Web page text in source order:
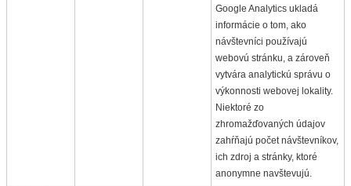
Google Analytics ukladá
informácie o tom, ako
návštevníci používajú
webovú stránku, a zároveň
vytvára analytickú správu o
výkonnosti webovej lokality.
Niektoré zo
zhromažďovaných údajov
zahŕňajú počet návštevníkov,
ich zdroj a stránky, ktoré
anonymne navštevujú.